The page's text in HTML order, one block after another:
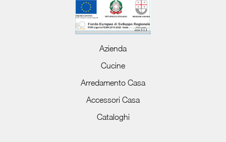
Azienda
Cucine
Arredamento Casa
Accessori Casa
Cataloghi